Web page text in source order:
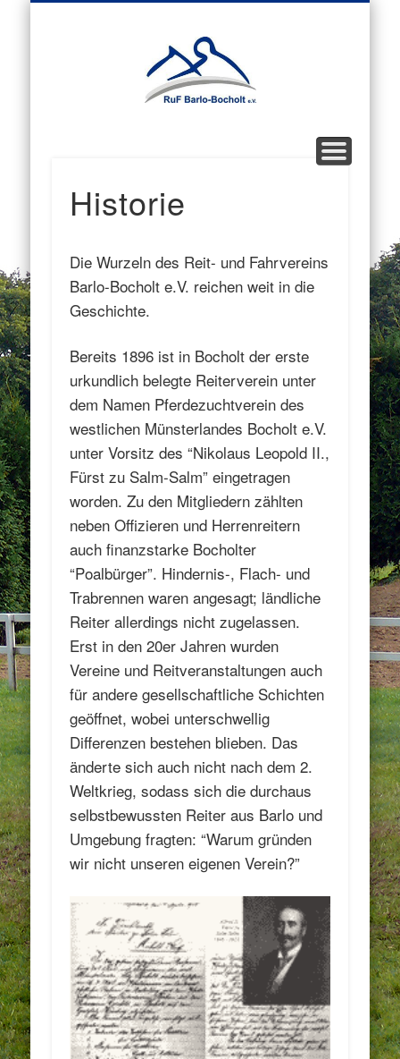
Bocholt
Historie
Die Wurzeln des Reit- und Fahrvereins
Barlo-Bocholt e.V. reichen weit in die
Geschichte.
Bereits 1896 ist in Bocholt der erste
urkundlich belegte Reiterverein unter
dem Namen Pferdezuchtverein des
westlichen Münsterlandes Bocholt e.V.
unter Vorsitz des “Nikolaus Leopold II.,
Fürst zu Salm-Salm” eingetragen
worden. Zu den Mitgliedern zählten
neben Offizieren und Herrenreitern
auch finanzstarke Bocholter
“Poalbürger”. Hindernis-, Flach- und
Trabrennen waren angesagt; ländliche
Reiter allerdings nicht zugelassen.
Erst in den 20er Jahren wurden
Vereine und Reitveranstaltungen auch
für andere gesellschaftliche Schichten
geöffnet, wobei unterschwellig
Differenzen bestehen blieben. Das
änderte sich auch nicht nach dem 2.
Weltkrieg, sodass sich die durchaus
selbstbewussten Reiter aus Barlo und
Umgebung fragten: “Warum gründen
wir nicht unseren eigenen Verein?”